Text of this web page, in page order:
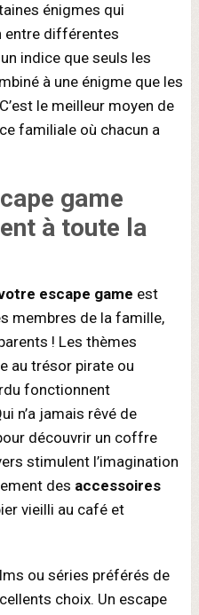
énigmes qui
entre différentes
indice que seuls les
à une énigme que les
le meilleur moyen de
familiale où chacun a
game
à toute la
escape game est
membres de la famille,
! Les thèmes
au trésor pirate ou
fonctionnent
n’a jamais rêvé de
découvrir un coffre
stimulent l’imagination
des accessoires
vieilli au café et
ou séries préférés de
choix. Un escape